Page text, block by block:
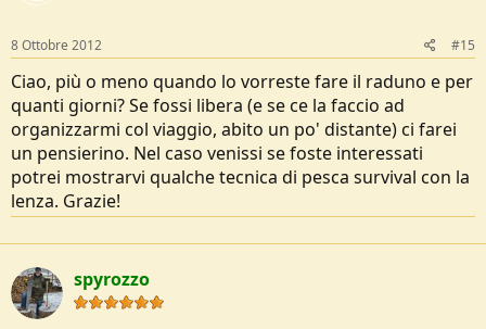
8 Ottobre 2012 #15
Ciao, più o meno quando lo vorreste fare il raduno e per
quanti giorni? Se fossi libera (e se ce la faccio ad
organizzarmi col viaggio, abito un po' distante) ci farei
un pensierino. Nel caso venissi se foste interessati
potrei mostrarvi qualche tecnica di pesca survival con la
lenza. Grazie!
spyrozzo